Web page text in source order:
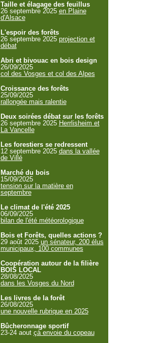
Taille et élagage des feuillus
26 septembre 2025 en Plaine
d'Alsace
L'espoir des forêts
26 septembre 2025 projection et
débat
Abri et bivouac en bois design
26/09/2025
col des Vosges et col des Alpes
Croissance des forêts
25/09/2025
rallongée mais ralentie
Deux soirées débat sur les forêts
26 septembre 2025 Herrlisheim et
La Vancelle
Les forestiers se redressent
12 septembre 2025 dans la vallée
de Villé
Marché du bois
15/09/2025
tension sur la matière en
septembre
Le climat de l'été 2025
06/09/2025
bilan de l'été météorologique
Bois et Forêts, quelles actions ?
29 août 2025 un sénateur, 200 élus
municipaux, 100 communes
Coopération autour de la filière
BOIS LOCAL
28/08/2025
dans les Vosges du Nord
Les livres de la forêt
26/08/2025
une nouvelle rubrique en 2025
Bûcheronnage sportif
23-24 aout çà envoie du copeau